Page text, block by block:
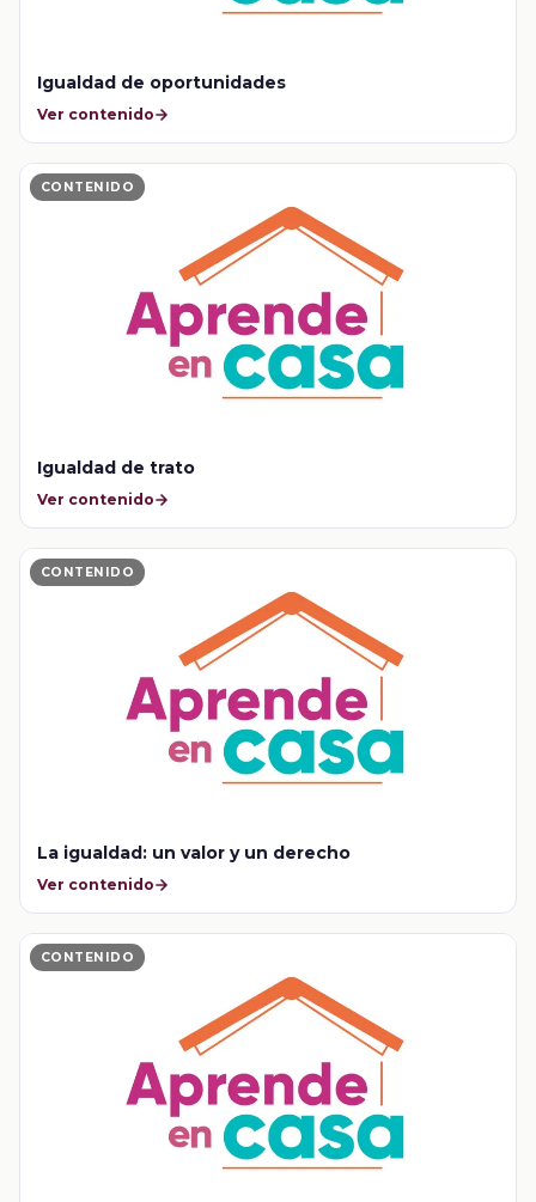
Igualdad de oportunidades
Ver contenido
CONTENIDO
Igualdad de trato
Ver contenido
CONTENIDO
La igualdad: un valor y un derecho
Ver contenido
CONTENIDO